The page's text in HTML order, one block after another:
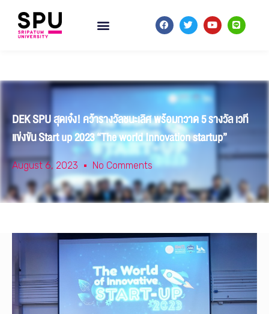
DEK SPU สุดเจ๋ง! คว้ารางวัลชนะเลิศ พร้อมกวาด 5 รางวัล เวที
แข่งขัน Start up 2023 “The world Innovation startup”
August 6, 2023 No Comments